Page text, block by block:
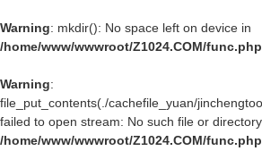
Warning: mkdir(): No space left on device in
/home/www/wwwroot/Z1024.COM/func.php
Warning:
file_put_contents(./cachefile_yuan/
failed to open stream: No such file or
/home/www/wwwroot/Z1024.COM/func.php